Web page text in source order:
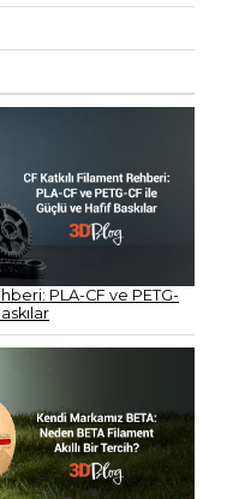
PLA-CF ve PETG-